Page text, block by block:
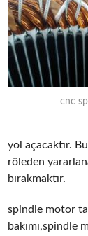
cnc
yol açacaktır.
röleden
bırakmaktır.
spindle motor
bakımı,spindle